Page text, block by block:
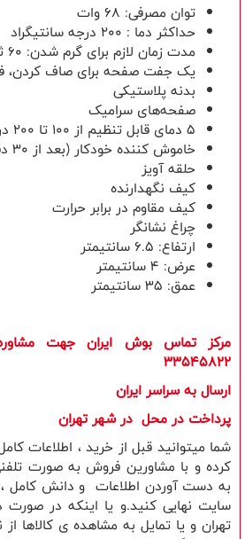
توان مصرفی: 68 وات
حداکثر دما : 200 درجه سانتیگراد
مدت زمان لازم برای گرم شدن: 60 ثانیه
یک جفت صفحه برای صاف کردن،
بدنه پلاستیکی
صفحه‌های سرامیک
5 دمای قابل تنظیم از 100 تا 200 درجه
خاموش کننده خودکار (بعد از 30 دقیقه)
حلقه آویز
کیف نگهدارنده
کیف مقاوم در برابر حرارت
چراغ نشانگر
ارتفاع: 6.5 سانتیمتر
عرض: 4 سانتیمتر
عمق: 35 سانتیمتر
مرکز تماس بوش ایران جهت
33545822
ارسال به سراسر ایران
​پرداخت در محل در شهر تهران
شما میتوانید قبل از خرید ، اطلاعات
کرده و با مشاورین فروش به صورت
به دست آوردن اطلاعات و دانش کامل
سایت نهایی کنید.و یا اینکه در
تهران و یا تمایل به مشاهده ی کالاها